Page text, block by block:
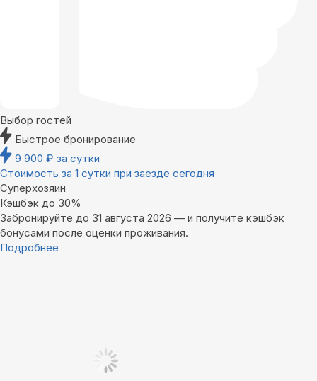
Выбор гостей
Быстрое бронирование
9 900 ₽ за сутки
Стоимость за 1 сутки при заезде сегодня
Суперхозяин
Кэшбэк до 30%
Забронируйте до 31 августа 2026 — и получите кэшбэк
бонусами после оценки проживания.
Подробнее